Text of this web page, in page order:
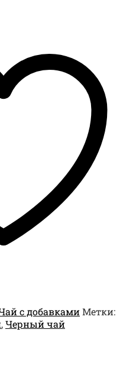
с добавками Метки:
,Черный чай